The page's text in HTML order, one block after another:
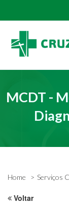
MCDT -
Home Serviços
Voltar